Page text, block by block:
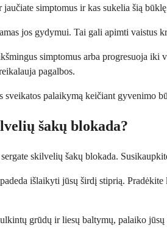
simptomus ir kas sukelia šią
jos gydymui. Tai gali apimti vaistus
simptomus arba progresuoja
pagalbos.
palaikymą keičiant gyvenimo
šakų blokada?
skilvelių šakų blokada.
išlaikyti jūsų širdį stiprią.
grūdų ir liesų baltymų, palaiko